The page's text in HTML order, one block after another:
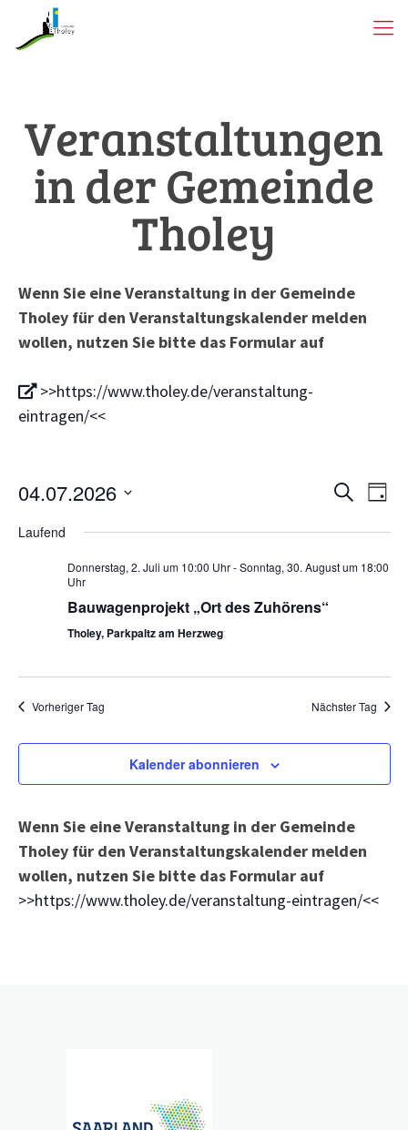
Veranstaltungen
in der Gemeinde
Tholey
Wenn Sie eine Veranstaltung in der Gemeinde
Tholey für den Veranstaltungskalender melden
wollen, nutzen Sie bitte das Formular auf
>>https://www.tholey.de/veranstaltung-
eintragen/<<
und
SucheTag
04.07.2026
wählen.
Laufend
Donnerstag, 2. Juli um 10:00 Uhr-Sonntag, 30. August um 18:00
Uhr
Bauwagenprojekt „Ort des Zuhörens“
Tholey, Parkpaltz am Herzweg
Vorheriger Tag Nächster Tag
Kalender abonnieren
Wenn Sie eine Veranstaltung in der Gemeinde
Tholey für den Veranstaltungskalender melden
wollen, nutzen Sie bitte das Formular auf
>>https://www.tholey.de/veranstaltung-eintragen/<<